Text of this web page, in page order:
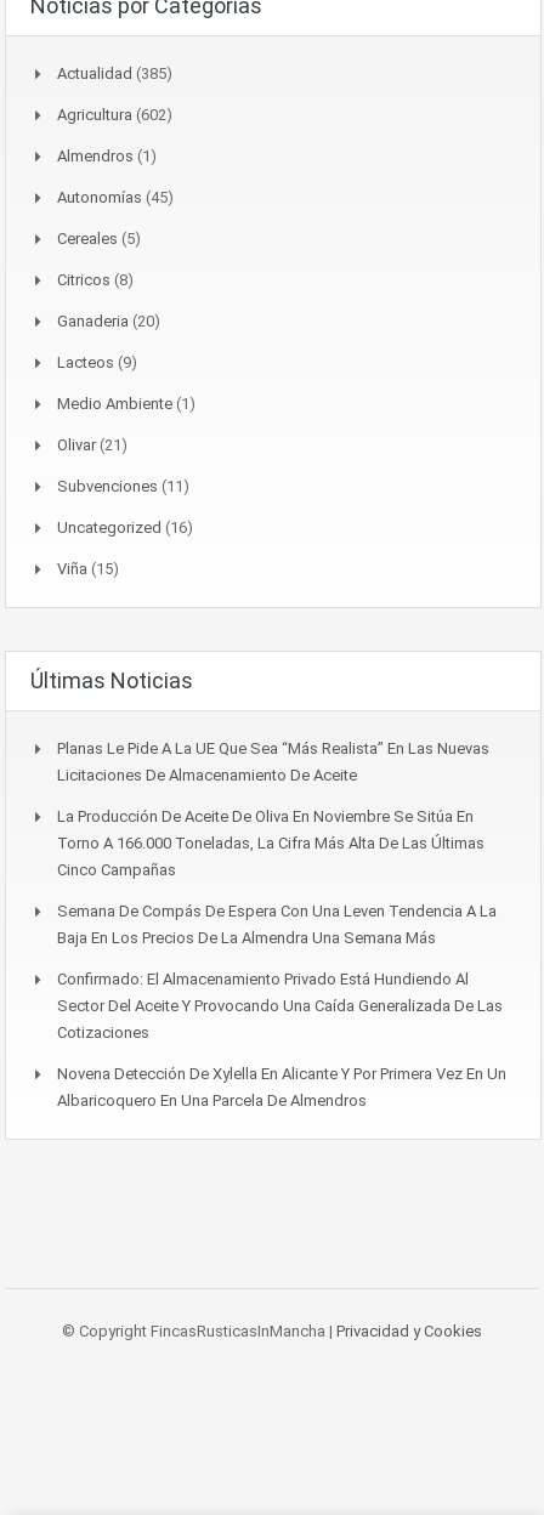
Actualidad (385)
Agricultura (602)
Almendros (1)
Autonomías (45)
Cereales (5)
Citricos (8)
Ganaderia (20)
Lacteos (9)
Medio Ambiente (1)
Olivar(21)
Subvenciones (11)
Uncategorized (16)
Viña (15)
Últimas Noticias
Planas Le Pide A La UE Que Sea “más Realista” En Las Nuevas
Licitaciones De Almacenamiento De Aceite
La Producción De Aceite De Oliva En Noviembre Se Sitúa En
Torno A 166.000 Toneladas, La Cifra Más Alta De Las Últimas
Cinco Campañas
Semana De Compás De Espera Con Una Leven Tendencia A La
Baja En Los Precios De La Almendra Una Semana Más
Confirmado: El Almacenamiento Privado Está Hundiendo Al
Sector Del Aceite Y Provocando Una Caída Generalizada De Las
Cotizaciones
Novena Detección De Xylella En Alicante Y Por Primera Vez En Un
Albaricoquero En Una Parcela De Almendros
© Copyright FincasRusticasInMancha | Privacidad y Cookies